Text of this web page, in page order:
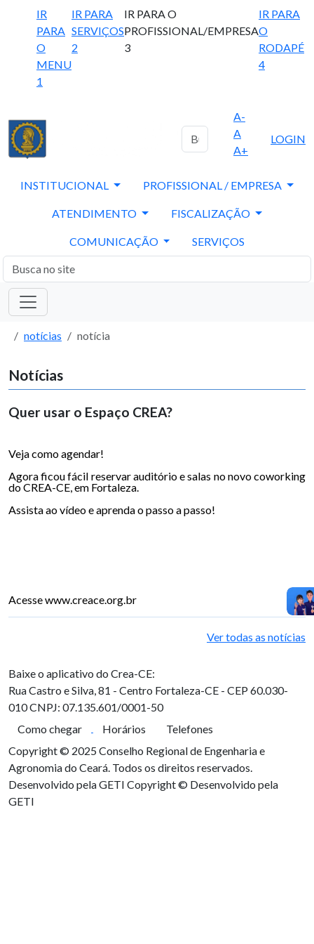
IR
PARA
O
MENU
1
IR PARA
SERVIÇOS
2
IR PARA O
PROFISSIONAL/EMPRESA
3
IR PARA
O
RODAPÉ
4
A-
A
A+
LOGIN
INSTITUCIONAL PROFISSIONAL / EMPRESA
ATENDIMENTO FISCALIZAÇÃO
COMUNICAÇÃO SERVIÇOS
notícias notícia
Notícias
Quer usar o Espaço CREA?
Veja como agendar!
Agora ficou fácil reservar auditório e salas no novo coworking
do CREA-CE, em Fortaleza.
Assista ao vídeo e aprenda o passo a passo!
Acesse www.creace.org.br
Ver todas as notícias
Baixe o aplicativo do Crea-CE:
Rua Castro e Silva, 81 - Centro Fortaleza-CE - CEP 60.030-
010CNPJ: 07.135.601/0001-50
Como chegar
Horários
Telefones
Copyright © 2025 Conselho Regional de Engenharia e
Agronomia do Ceará. Todos os direitos reservados.
Desenvolvido pela GETI Copyright © Desenvolvido pela
GETI